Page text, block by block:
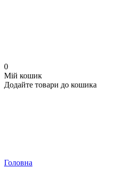
0
Мій кошик
Додайте товари до кошика
Головна